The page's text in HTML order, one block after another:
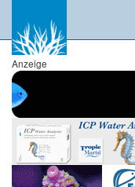
Anzeige